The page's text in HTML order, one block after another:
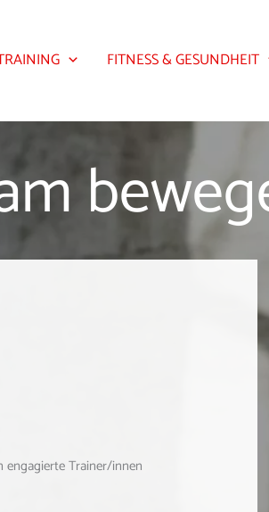
FITNESS & GESUNDHEIT
engagierte Trainer/innen